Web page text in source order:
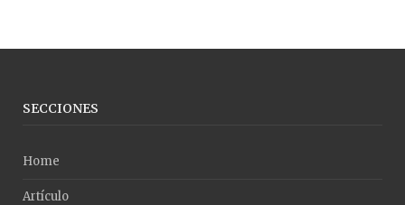
SECCIONES
Home
Artículo